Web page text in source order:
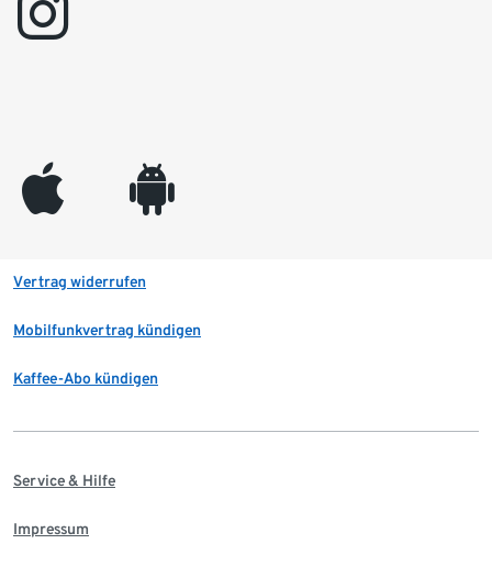
instagram
appleinc android
Vertrag widerrufen
Mobilfunkvertrag kündigen
Kaffee-Abo kündigen
Service & Hilfe
Impressum